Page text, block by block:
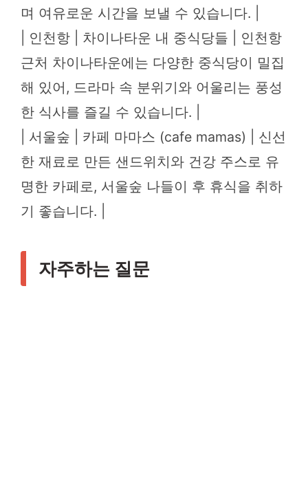
며 여유로운 시간을 보낼 수 있습니다. |
| 인천항 | 차이나타운 내 중식당들 | 인천항
근처 차이나타운에는 다양한 중식당이 밀집
해 있어, 드라마 속 분위기와 어울리는 풍성
한 식사를 즐길 수 있습니다. |
| 서울숲 | 카페 마마스 (cafe mamas) | 신선
한 재료로 만든 샌드위치와 건강 주스로 유
명한 카페로, 서울숲 나들이 후 휴식을 취하
기 좋습니다. |
자주하는 질문